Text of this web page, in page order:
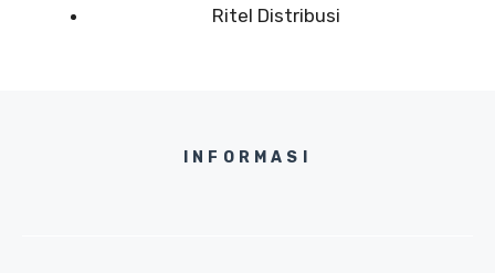
Ritel Distribusi
INFORMASI